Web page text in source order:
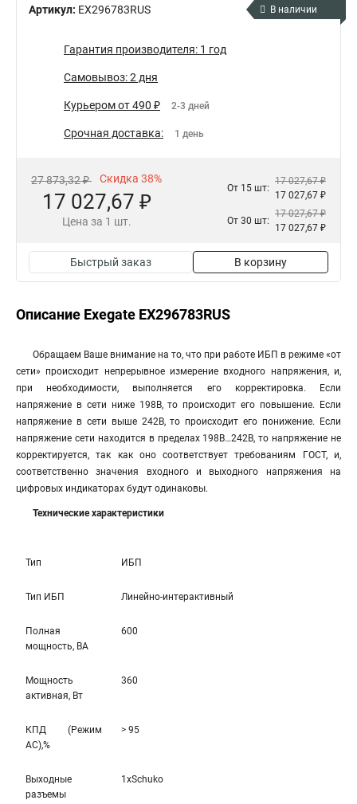
Артикул: EX296783RUS В наличии
Гарантия производителя: 1 год
Самовывоз: 2 дня
Курьером от 490 ₽ 2-3 дней
Срочная доставка: 1 день
27 873,32 ₽ Скидка 38%
17 027,67 ₽
Цена за 1 шт.
От 15 шт:
17 027,67 ₽
17 027,67 ₽
От 30 шт:
17 027,67 ₽
17 027,67 ₽
Быстрый заказ В корзину
Описание Exegate EX296783RUS
Обращаем Ваше внимание на то, что при работе ИБП в режиме «от
сети» происходит непрерывное измерение входного напряжения, и,
при необходимости, выполняется его корректировка. Если
напряжение в сети ниже 198В, то происходит его повышение. Если
напряжение в сети выше 242В, то происходит его понижение. Если
напряжение сети находится в пределах 198В…242В, то напряжение не
корректируется, так как оно соответствует требованиям ГОСТ, и,
соответственно значения входного и выходного напряжения на
цифровых индикаторах будут одинаковы.
Технические характеристики
Тип ИБП
Тип ИБП Линейно-интерaктивный
Полная
мощность, ВА
600
Мощность
активная, Вт
360
КПД (Режим
AC),%
> 95
Выходные
разъемы
1xSchuko